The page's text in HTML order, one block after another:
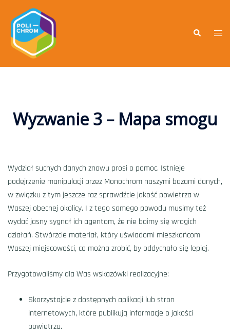
Wyzwanie 3 – Mapa smogu
Wydział suchych danych znowu prosi o pomoc. Istnieje
podejrzenie manipulacji przez Monochrom naszymi bazami danych,
w związku z tym jeszcze raz sprawdźcie jakość powietrza w
Waszej obecnej okolicy. I z tego samego powodu musimy też
wydać jasny sygnał ich agentom, że nie boimy się wrogich
działań. Stwórzcie materiał, który uświadomi mieszkańcom
Waszej miejscowości, co można zrobić, by oddychało się lepiej.
Przygotowaliśmy dla Was wskazówki realizacyjne:
Skorzystajcie z dostępnych aplikacji lub stron
internetowych, które publikują informacje o jakości
powietrza.